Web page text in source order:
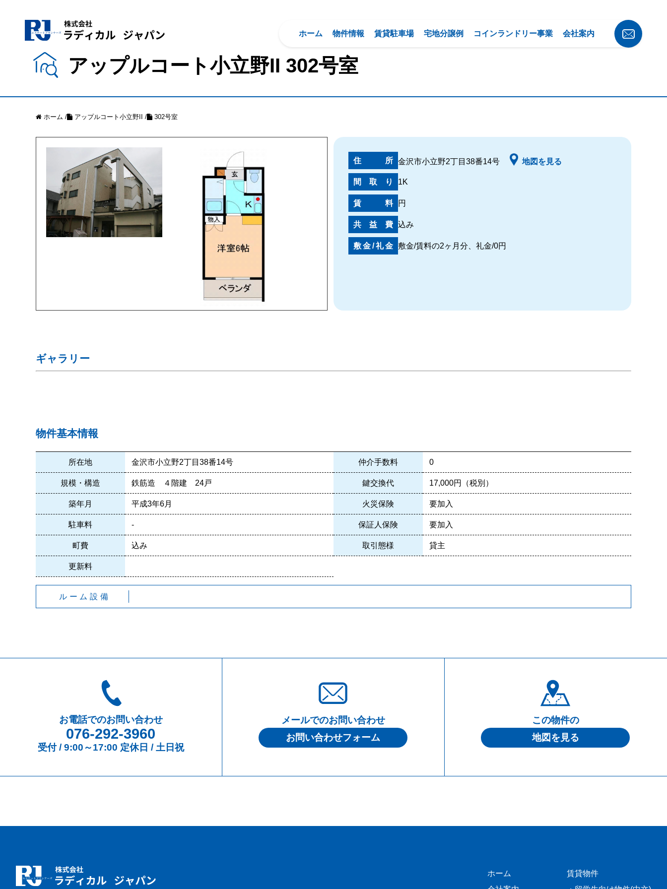
ホーム 物件情報 賃貸駐車場 宅地分譲例 コインランドリー事業 会社案内
アップルコート小立野II 302号室
ホーム / アップルコート小立野II / 302号室
住所 金沢市小立野2丁目38番14号 地図を見る
間取り 1K
賃料 円
共益費 込み
敷金/礼金 敷金/賃料の2ヶ月分、礼金/0円
ギャラリー
物件基本情報
所在地 金沢市小立野2丁目38番14号
規模・構造 鉄筋造 ４階建 24戸
築年月 平成3年6月
駐車料 -
町費 込み
更新料
仲介手数料 0
鍵交換代 17,000円（税別）
火災保険 要加入
保証人保険 要加入
取引態様 貸主
ルーム設備
お電話でのお問い合わせ
076-292-3960
受付 / 9:00～17:00 定休日 / 土日祝
メールでのお問い合わせ
お問い合わせフォーム
この物件の
地図を見る
ホーム
賃貸物件